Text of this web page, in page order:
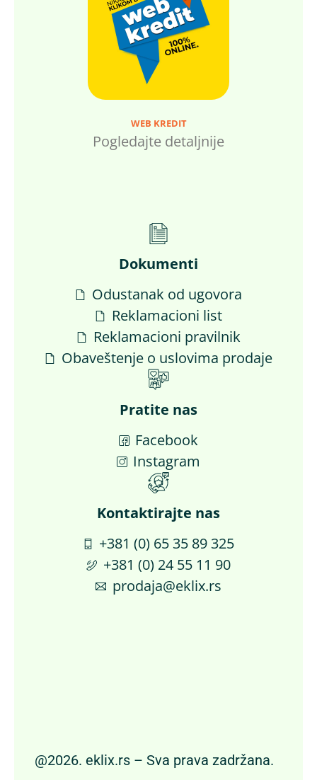
WEB KREDIT
Pogledajte detaljnije
Dokumenti
Odustanak od ugovora
Reklamacioni list
Reklamacioni pravilnik
Obaveštenje o uslovima prodaje
Pratite nas
Facebook
Instagram
Kontaktirajte nas​
+381 (0) 65 35 89 325
+381 (0) 24 55 11 90
prodaja@eklix.rs
@2026. eklix.rs – Sva prava zadržana.